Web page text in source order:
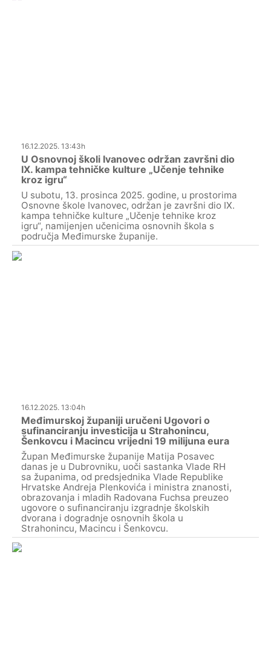
16.12.2025. 13:43h
U Osnovnoj školi Ivanovec održan završni dio
IX. kampa tehničke kulture „Učenje tehnike
kroz igru“
U subotu, 13. prosinca 2025. godine, u prostorima
Osnovne škole Ivanovec, održan je završni dio IX.
kampa tehničke kulture „Učenje tehnike kroz
igru“, namijenjen učenicima osnovnih škola s
područja Međimurske županije.
16.12.2025. 13:04h
Međimurskoj županiji uručeni Ugovori o
sufinanciranju investicija u Strahonincu,
Šenkovcu i Macincu vrijedni 19 milijuna eura
Župan Međimurske županije Matija Posavec
danas je u Dubrovniku, uoči sastanka Vlade RH
sa županima, od predsjednika Vlade Republike
Hrvatske Andreja Plenkovića i ministra znanosti,
obrazovanja i mladih Radovana Fuchsa preuzeo
ugovore o sufinanciranju izgradnje školskih
dvorana i dogradnje osnovnih škola u
Strahonincu, Macincu i Šenkovcu.